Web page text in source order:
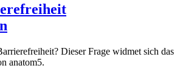
Dieser Frage widmet sich das
anatom5.